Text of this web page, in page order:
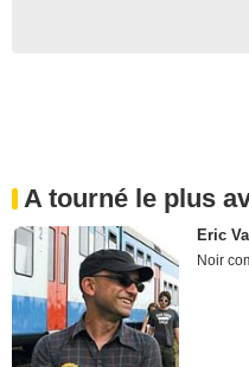
A tourné le plus
Eric
Noir